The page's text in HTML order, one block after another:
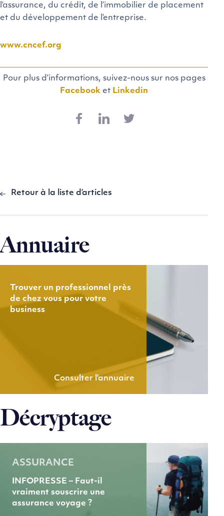
l’assurance, du crédit, de l’immobilier de placement
et du développement de l’entreprise.
www.cncef.org
Pour plus d’informations, suivez-nous sur nos pages
Facebook et Linkedin
Retour à la liste d’articles
Annuaire
Trouver un professionnel près
de chez vous pour votre
business
Consulter l'annuaire
Décryptage
ASSURANCE
INFOPRESSE – Faut-il
vraiment souscrire une
assurance voyage ?